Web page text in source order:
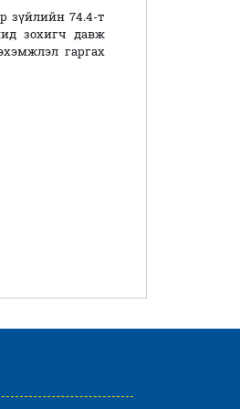
74.4-т
зохигч давж
гаргах